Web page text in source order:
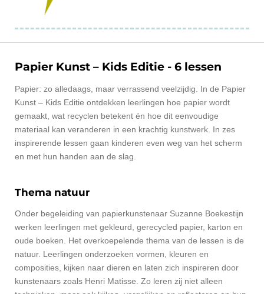
Papier Kunst – Kids Editie - 6 lessen
Papier: zo alledaags, maar verrassend veelzijdig. In de Papier
Kunst – Kids Editie ontdekken leerlingen hoe papier wordt
gemaakt, wat recyclen betekent én hoe dit eenvoudige
materiaal kan veranderen in een krachtig kunstwerk. In zes
inspirerende lessen gaan kinderen even weg van het scherm
en met hun handen aan de slag.
Thema natuur
Onder begeleiding van papierkunstenaar Suzanne Boekestijn
werken leerlingen met gekleurd, gerecycled papier, karton en
oude boeken. Het overkoepelende thema van de lessen is de
natuur. Leerlingen onderzoeken vormen, kleuren en
composities, kijken naar dieren en laten zich inspireren door
kunstenaars zoals Henri Matisse. Zo leren zij niet alleen